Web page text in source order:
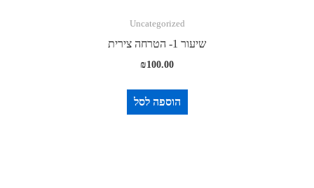
Uncategorized
שיעור 1- הטרחה צירית
₪100.00
הוספה לסל